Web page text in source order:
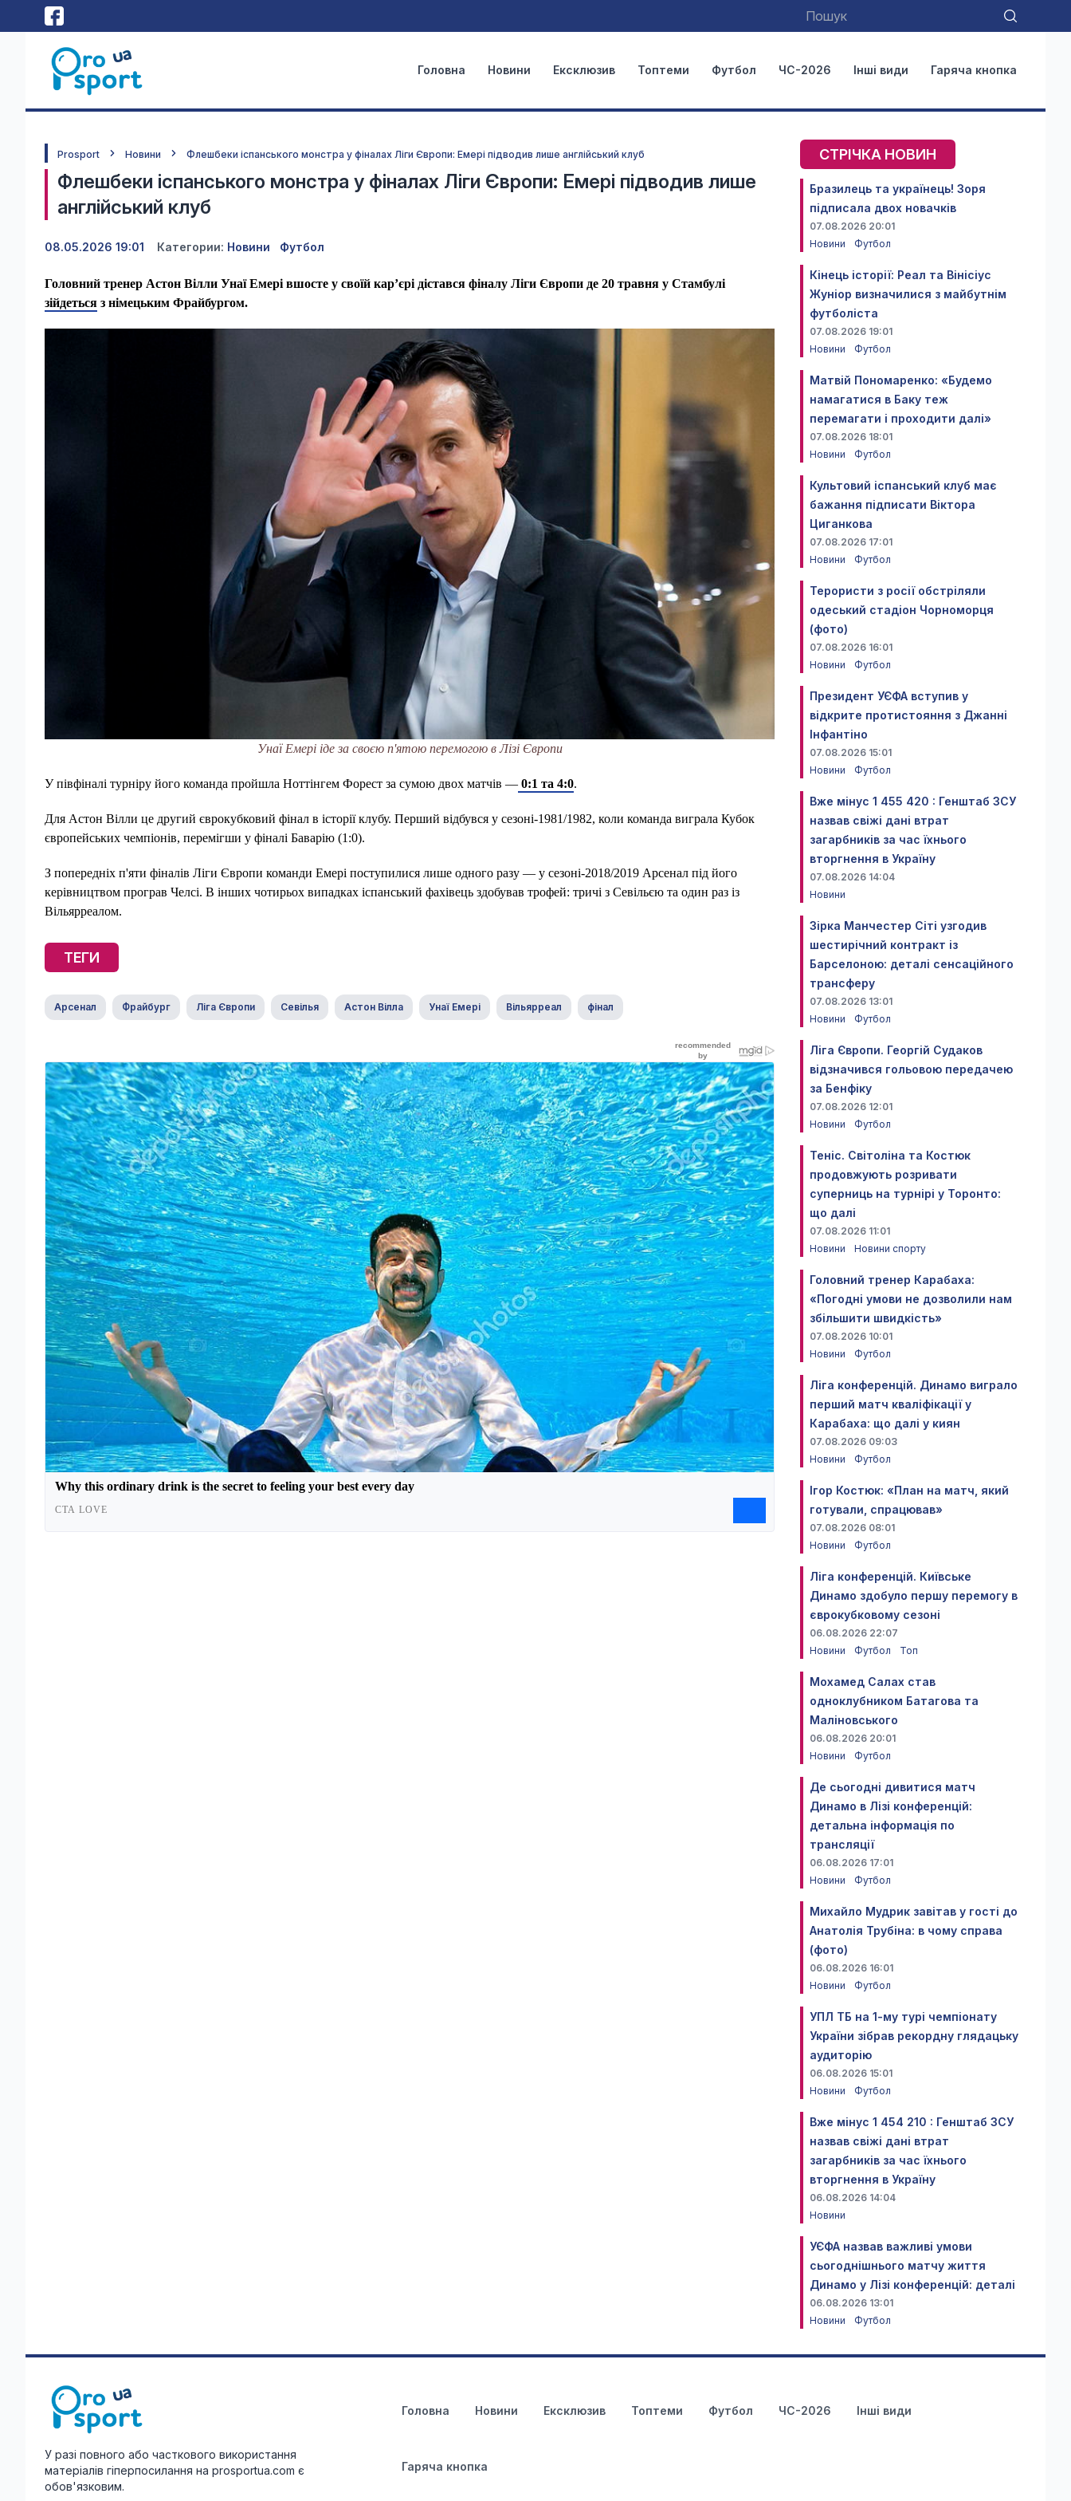
Головна Новини Ексклюзив Топтеми Футбол ЧС-2026 Інші види Гаряча кнопка
Prosport Новини Флешбеки іспанського монстра у фіналах Ліги Європи: Емері підводив лише англійський клуб
Флешбеки іспанського монстра у фіналах Ліги Європи: Емері підводив лише
англійський клуб
08.05.2026 19:01 Категории: Новини Футбол
Головний тренер Астон Вілли Унаї Емері вшосте у своїй кар’єрі дістався фіналу Ліги Європи де 20 травня у Стамбулі
зійдеться з німецьким Фрайбургом.
Унаї Емері іде за своєю п'ятою перемогою в Лізі Європи
У півфіналі турніру його команда пройшла Ноттінгем Форест за сумою двох матчів — 0:1 та 4:0.
Для Астон Вілли це другий єврокубковий фінал в історії клубу. Перший відбувся у сезоні-1981/1982, коли команда виграла Кубок
європейських чемпіонів, перемігши у фіналі Баварію (1:0).
З попередніх п'яти фіналів Ліги Європи команди Емері поступилися лише одного разу — у сезоні-2018/2019 Арсенал під його
керівництвом програв Челсі. В інших чотирьох випадках іспанський фахівець здобував трофей: тричі з Севільєю та один раз із
Вільярреалом.
ТЕГИ
Арсенал Фрайбург Ліга Європи Севілья Астон Вілла Унаї Емері Вільярреал фінал
СТРІЧКА НОВИН
Бразилець та українець! Зоря
підписала двох новачків
07.08.2026 20:01
Новини
Футбол
Кінець історії: Реал та Вінісіус
Жуніор визначилися з майбутнім
футболіста
07.08.2026 19:01
Новини
Футбол
Матвій Пономаренко: «Будемо
намагатися в Баку теж
перемагати і проходити далі»
07.08.2026 18:01
Новини
Футбол
Культовий іспанський клуб має
бажання підписати Віктора
Циганкова
07.08.2026 17:01
Новини
Футбол
Терористи з росії обстріляли
одеський стадіон Чорноморця
(фото)
07.08.2026 16:01
Новини
Футбол
Президент УЄФА вступив у
відкрите протистояння з Джанні
Інфантіно
07.08.2026 15:01
Новини
Футбол
Вже мінус 1 455 420 : Генштаб ЗСУ
назвав свіжі дані втрат
загарбників за час їхнього
вторгнення в Україну
07.08.2026 14:04
Новини
Зірка Манчестер Сіті узгодив
шестирічний контракт із
Барселоною: деталі сенсаційного
трансферу
07.08.2026 13:01
Новини
Футбол
Ліга Європи. Георгій Судаков
відзначився гольовою передачею
за Бенфіку
07.08.2026 12:01
Новини
Футбол
Теніс. Світоліна та Костюк
продовжують розривати
суперниць на турнірі у Торонто:
що далі
07.08.2026 11:01
Новини
Новини спорту
Головний тренер Карабаха:
«Погодні умови не дозволили нам
збільшити швидкість»
07.08.2026 10:01
Новини
Футбол
Ліга конференцій. Динамо виграло
перший матч кваліфікації у
Карабаха: що далі у киян
07.08.2026 09:03
Новини
Футбол
Ігор Костюк: «План на матч, який
готували, спрацював»
07.08.2026 08:01
Новини
Футбол
Ліга конференцій. Київське
Динамо здобуло першу перемогу в
єврокубковому сезоні
06.08.2026 22:07
Новини
Футбол Топ
Мохамед Салах став
одноклубником Батагова та
Маліновського
06.08.2026 20:01
Новини
Футбол
Де сьогодні дивитися матч
Динамо в Лізі конференцій:
детальна інформація по
трансляції
06.08.2026 17:01
Новини
Футбол
Михайло Мудрик завітав у гості до
Анатолія Трубіна: в чому справа
(фото)
06.08.2026 16:01
Новини
Футбол
УПЛ ТБ на 1-му турі чемпіонату
України зібрав рекордну глядацьку
аудиторію
06.08.2026 15:01
Новини
Футбол
Вже мінус 1 454 210 : Генштаб ЗСУ
назвав свіжі дані втрат
загарбників за час їхнього
вторгнення в Україну
06.08.2026 14:04
Новини
УЄФА назвав важливі умови
сьогоднішнього матчу життя
Динамо у Лізі конференцій: деталі
06.08.2026 13:01
Новини
Футбол
У разі повного або часткового використання
матеріалів гіперпосилання на prosportua.com є
обов'язковим.
Головна Новини Ексклюзив Топтеми Футбол ЧС-2026 Інші види
Гаряча кнопка